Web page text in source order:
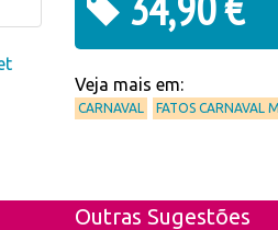
Veja mais em:
CARNAVAL FATOS CARNAVAL
Outras Sugestões